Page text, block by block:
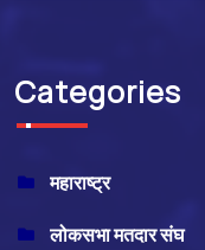
Categories
महाराष्ट्र
लोकसभा मतदार संघ